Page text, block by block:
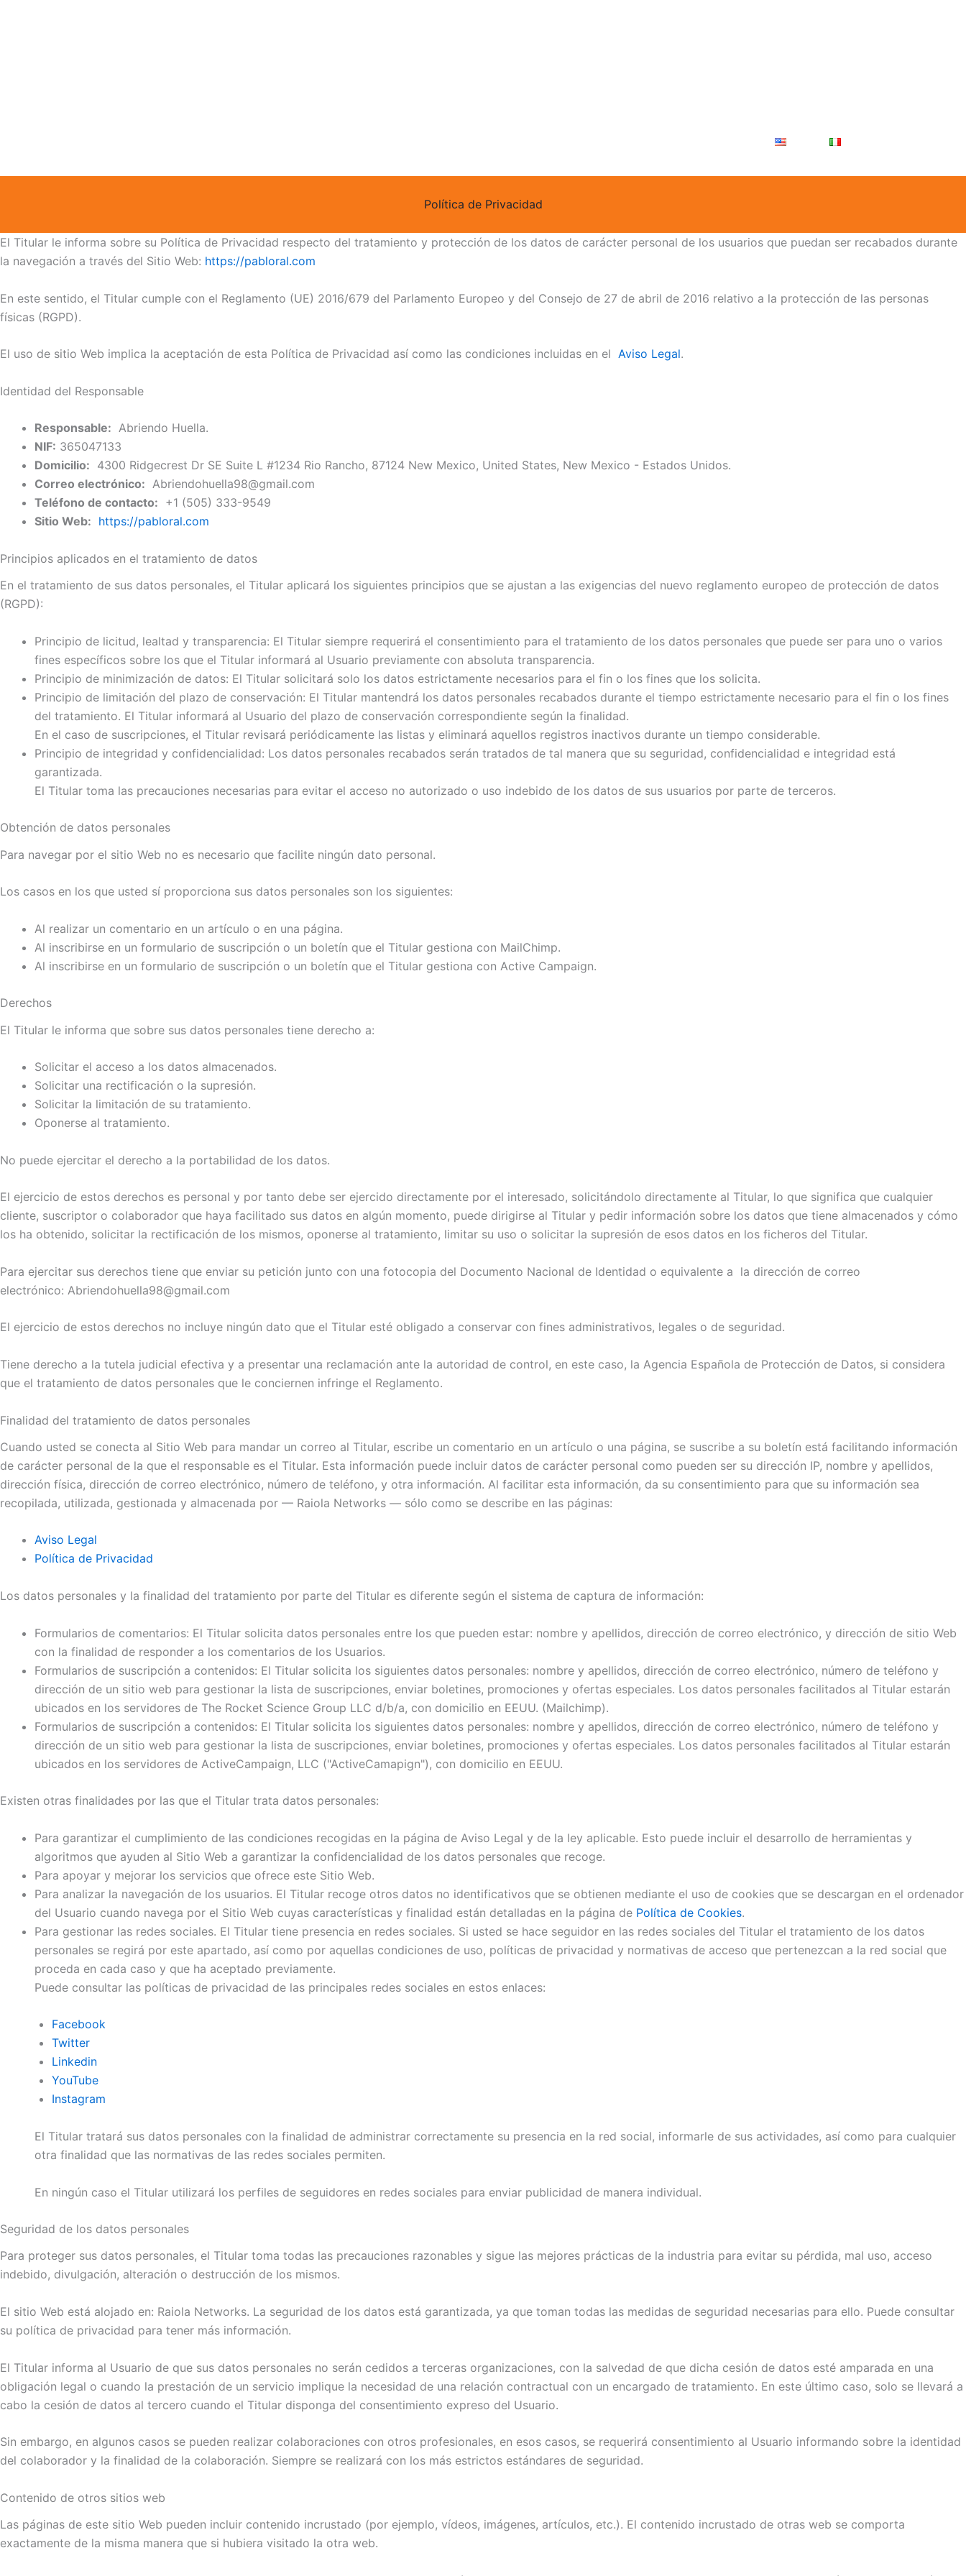
Política de Privacidad
El Titular le informa sobre su Política de Privacidad respecto del tratamiento y protección de los datos de carácter personal de los usuarios que puedan ser recabados durante
la navegación a través del Sitio Web: https://pabloral.com
En este sentido, el Titular cumple con el Reglamento (UE) 2016/679 del Parlamento Europeo y del Consejo de 27 de abril de 2016 relativo a la protección de las personas
físicas (RGPD).
El uso de sitio Web implica la aceptación de esta Política de Privacidad así como las condiciones incluidas en el Aviso Legal.
Identidad del Responsable
Responsable: Abriendo Huella.
NIF: 365047133
Domicilio: 4300 Ridgecrest Dr SE Suite L #1234 Rio Rancho, 87124 New Mexico, United States, New Mexico - Estados Unidos.
Correo electrónico: Abriendohuella98@gmail.com
Teléfono de contacto: +1 (505) 333-9549
Sitio Web: https://pabloral.com
Principios aplicados en el tratamiento de datos
En el tratamiento de sus datos personales, el Titular aplicará los siguientes principios que se ajustan a las exigencias del nuevo reglamento europeo de protección de datos
(RGPD):
Principio de licitud, lealtad y transparencia: El Titular siempre requerirá el consentimiento para el tratamiento de los datos personales que puede ser para uno o varios
fines específicos sobre los que el Titular informará al Usuario previamente con absoluta transparencia.
Principio de minimización de datos: El Titular solicitará solo los datos estrictamente necesarios para el fin o los fines que los solicita.
Principio de limitación del plazo de conservación: El Titular mantendrá los datos personales recabados durante el tiempo estrictamente necesario para el fin o los fines
del tratamiento. El Titular informará al Usuario del plazo de conservación correspondiente según la finalidad.
En el caso de suscripciones, el Titular revisará periódicamente las listas y eliminará aquellos registros inactivos durante un tiempo considerable.
Principio de integridad y confidencialidad: Los datos personales recabados serán tratados de tal manera que su seguridad, confidencialidad e integridad está
garantizada.
El Titular toma las precauciones necesarias para evitar el acceso no autorizado o uso indebido de los datos de sus usuarios por parte de terceros.
Obtención de datos personales
Para navegar por el sitio Web no es necesario que facilite ningún dato personal.
Los casos en los que usted sí proporciona sus datos personales son los siguientes:
Al realizar un comentario en un artículo o en una página.
Al inscribirse en un formulario de suscripción o un boletín que el Titular gestiona con MailChimp.
Al inscribirse en un formulario de suscripción o un boletín que el Titular gestiona con Active Campaign.
Derechos
El Titular le informa que sobre sus datos personales tiene derecho a:
Solicitar el acceso a los datos almacenados.
Solicitar una rectificación o la supresión.
Solicitar la limitación de su tratamiento.
Oponerse al tratamiento.
No puede ejercitar el derecho a la portabilidad de los datos.
El ejercicio de estos derechos es personal y por tanto debe ser ejercido directamente por el interesado, solicitándolo directamente al Titular, lo que significa que cualquier
cliente, suscriptor o colaborador que haya facilitado sus datos en algún momento, puede dirigirse al Titular y pedir información sobre los datos que tiene almacenados y cómo
los ha obtenido, solicitar la rectificación de los mismos, oponerse al tratamiento, limitar su uso o solicitar la supresión de esos datos en los ficheros del Titular.
Para ejercitar sus derechos tiene que enviar su petición junto con una fotocopia del Documento Nacional de Identidad o equivalente a la dirección de correo
electrónico: Abriendohuella98@gmail.com
El ejercicio de estos derechos no incluye ningún dato que el Titular esté obligado a conservar con fines administrativos, legales o de seguridad.
Tiene derecho a la tutela judicial efectiva y a presentar una reclamación ante la autoridad de control, en este caso, la Agencia Española de Protección de Datos, si considera
que el tratamiento de datos personales que le conciernen infringe el Reglamento.
Finalidad del tratamiento de datos personales
Cuando usted se conecta al Sitio Web para mandar un correo al Titular, escribe un comentario en un artículo o una página, se suscribe a su boletín está facilitando información
de carácter personal de la que el responsable es el Titular. Esta información puede incluir datos de carácter personal como pueden ser su dirección IP, nombre y apellidos,
dirección física, dirección de correo electrónico, número de teléfono, y otra información. Al facilitar esta información, da su consentimiento para que su información sea
recopilada, utilizada, gestionada y almacenada por — Raiola Networks — sólo como se describe en las páginas:
Aviso Legal
Política de Privacidad
Los datos personales y la finalidad del tratamiento por parte del Titular es diferente según el sistema de captura de información:
Formularios de comentarios: El Titular solicita datos personales entre los que pueden estar: nombre y apellidos, dirección de correo electrónico, y dirección de sitio Web
con la finalidad de responder a los comentarios de los Usuarios.
Formularios de suscripción a contenidos: El Titular solicita los siguientes datos personales: nombre y apellidos, dirección de correo electrónico, número de teléfono y
dirección de un sitio web para gestionar la lista de suscripciones, enviar boletines, promociones y ofertas especiales. Los datos personales facilitados al Titular estarán
ubicados en los servidores de The Rocket Science Group LLC d/b/a, con domicilio en EEUU. (Mailchimp).
Formularios de suscripción a contenidos: El Titular solicita los siguientes datos personales: nombre y apellidos, dirección de correo electrónico, número de teléfono y
dirección de un sitio web para gestionar la lista de suscripciones, enviar boletines, promociones y ofertas especiales. Los datos personales facilitados al Titular estarán
ubicados en los servidores de ActiveCampaign, LLC ("ActiveCamapign"), con domicilio en EEUU.
Existen otras finalidades por las que el Titular trata datos personales:
Para garantizar el cumplimiento de las condiciones recogidas en la página de Aviso Legal y de la ley aplicable. Esto puede incluir el desarrollo de herramientas y
algoritmos que ayuden al Sitio Web a garantizar la confidencialidad de los datos personales que recoge.
Para apoyar y mejorar los servicios que ofrece este Sitio Web.
Para analizar la navegación de los usuarios. El Titular recoge otros datos no identificativos que se obtienen mediante el uso de cookies que se descargan en el ordenador
del Usuario cuando navega por el Sitio Web cuyas características y finalidad están detalladas en la página de Política de Cookies.
Para gestionar las redes sociales. El Titular tiene presencia en redes sociales. Si usted se hace seguidor en las redes sociales del Titular el tratamiento de los datos
personales se regirá por este apartado, así como por aquellas condiciones de uso, políticas de privacidad y normativas de acceso que pertenezcan a la red social que
proceda en cada caso y que ha aceptado previamente.
Puede consultar las políticas de privacidad de las principales redes sociales en estos enlaces:
Facebook
Twitter
Linkedin
YouTube
Instagram
El Titular tratará sus datos personales con la finalidad de administrar correctamente su presencia en la red social, informarle de sus actividades, así como para cualquier
otra finalidad que las normativas de las redes sociales permiten.
En ningún caso el Titular utilizará los perfiles de seguidores en redes sociales para enviar publicidad de manera individual.
Seguridad de los datos personales
Para proteger sus datos personales, el Titular toma todas las precauciones razonables y sigue las mejores prácticas de la industria para evitar su pérdida, mal uso, acceso
indebido, divulgación, alteración o destrucción de los mismos.
El sitio Web está alojado en: Raiola Networks. La seguridad de los datos está garantizada, ya que toman todas las medidas de seguridad necesarias para ello. Puede consultar
su política de privacidad para tener más información.
El Titular informa al Usuario de que sus datos personales no serán cedidos a terceras organizaciones, con la salvedad de que dicha cesión de datos esté amparada en una
obligación legal o cuando la prestación de un servicio implique la necesidad de una relación contractual con un encargado de tratamiento. En este último caso, solo se llevará a
cabo la cesión de datos al tercero cuando el Titular disponga del consentimiento expreso del Usuario.
Sin embargo, en algunos casos se pueden realizar colaboraciones con otros profesionales, en esos casos, se requerirá consentimiento al Usuario informando sobre la identidad
del colaborador y la finalidad de la colaboración. Siempre se realizará con los más estrictos estándares de seguridad.
Contenido de otros sitios web
Las páginas de este sitio Web pueden incluir contenido incrustado (por ejemplo, vídeos, imágenes, artículos, etc.). El contenido incrustado de otras web se comporta
exactamente de la misma manera que si hubiera visitado la otra web.